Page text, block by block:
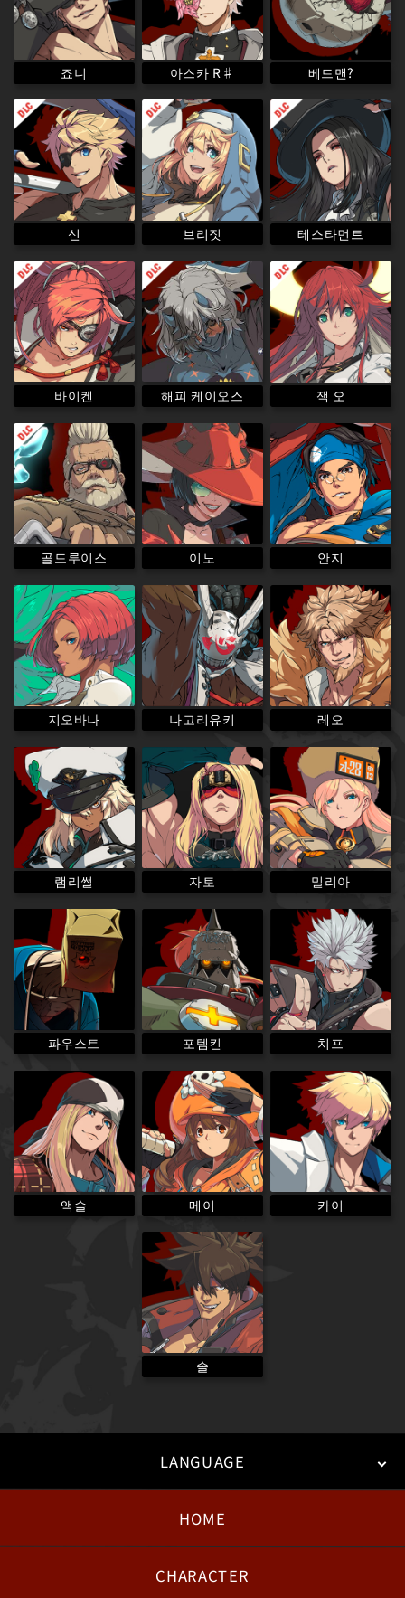
죠니 아스카 R♯ 베드맨?
신 브리짓 테스타먼트
바이켄 해피 케이오스 잭 오
골드루이스 이노 안지
지오바나 나고리유키 레오
램리썰 자토 밀리아
파우스트 포템킨 치프
액슬 메이 카이
솔
LANGUAGE
English
HOME
CHARACTER